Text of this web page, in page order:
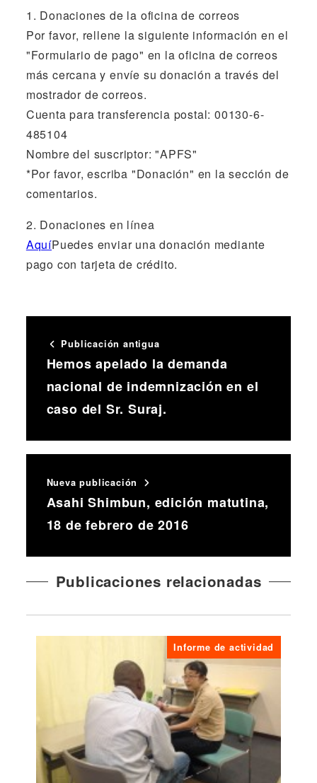
1. Donaciones de la oficina de correos
Por favor, rellene la siguiente información en el
"Formulario de pago" en la oficina de correos
más cercana y envíe su donación a través del
mostrador de correos.
Cuenta para transferencia postal: 00130-6-
485104
Nombre del suscriptor: "APFS"
*Por favor, escriba "Donación" en la sección de
comentarios.
2. Donaciones en línea
AquíPuedes enviar una donación mediante
pago con tarjeta de crédito.
Publicación antigua
Hemos apelado la demanda
nacional de indemnización en el
caso del Sr. Suraj.
Nueva publicación
Asahi Shimbun, edición matutina,
18 de febrero de 2016
Publicaciones relacionadas
Informe de actividad